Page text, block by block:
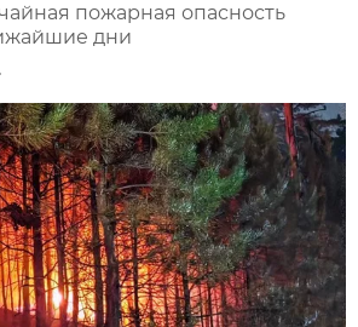
пожарная опасность
дни